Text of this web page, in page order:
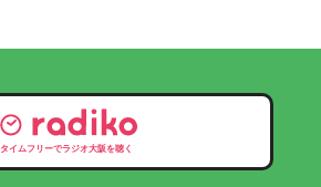
タイムフリーでラジオ大阪を聴く